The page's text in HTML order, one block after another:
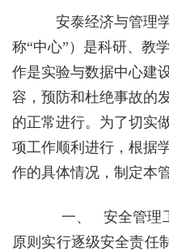
安泰经济与管理学
称“中心”）是科研、教
作是实验与数据中心建
容，预防和杜绝事故的
的正常进行。为了切实
项工作顺利进行，根据
作的具体情况，制定本
一、
安全管理
原则实行逐级安全责任